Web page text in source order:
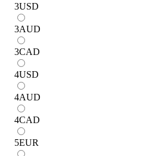
3USD
3AUD
3CAD
4USD
4AUD
4CAD
5EUR